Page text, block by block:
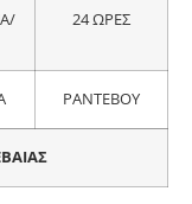
24 ΩΡΕΣ
ΡΑΝΤΕΒΟΥ